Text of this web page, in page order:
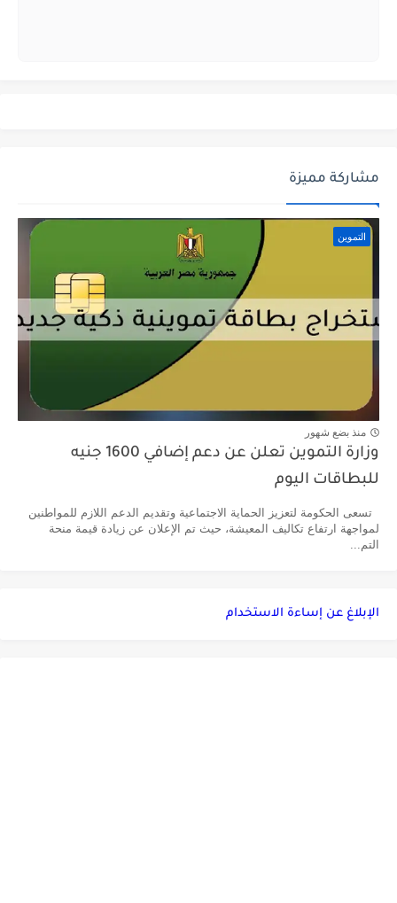
مشاركة مميزة
التموين
منذ بضع شهور
وزارة التموين تعلن عن دعم إضافي 1600 جنيه
للبطاقات اليوم
تسعى الحكومة لتعزيز الحماية الاجتماعية وتقديم الدعم اللازم للمواطنين
لمواجهة ارتفاع تكاليف المعيشة، حيث تم الإعلان عن زيادة قيمة منحة
التم...
الإبلاغ عن إساءة الاستخدام